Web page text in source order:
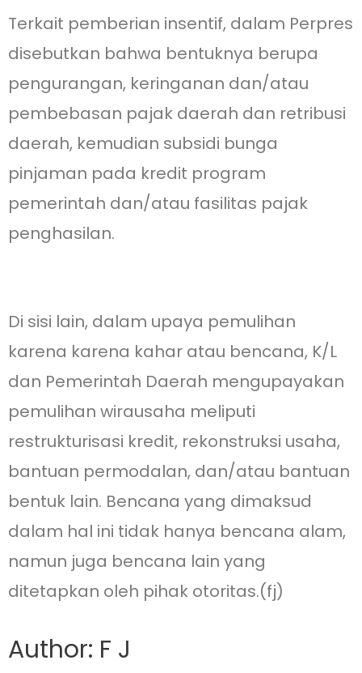
Terkait pemberian insentif, dalam Perpres
disebutkan bahwa bentuknya berupa
pengurangan, keringanan dan/atau
pembebasan pajak daerah dan retribusi
daerah, kemudian subsidi bunga
pinjaman pada kredit program
pemerintah dan/atau fasilitas pajak
penghasilan.
Di sisi lain, dalam upaya pemulihan
karena karena kahar atau bencana, K/L
dan Pemerintah Daerah mengupayakan
pemulihan wirausaha meliputi
restrukturisasi kredit, rekonstruksi usaha,
bantuan permodalan, dan/atau bantuan
bentuk lain. Bencana yang dimaksud
dalam hal ini tidak hanya bencana alam,
namun juga bencana lain yang
ditetapkan oleh pihak otoritas.(fj)
Author: F J